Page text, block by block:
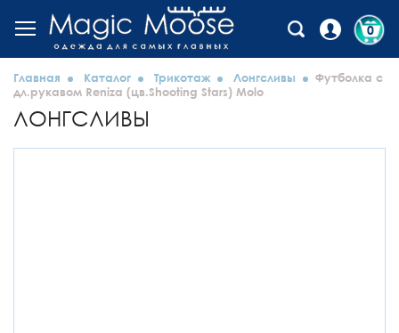
0
Главная Каталог Трикотаж Лонгсливы
Футболка с
дл.рукавом Reniza (цв.Shooting Stars) Molo
ЛОНГСЛИВЫ